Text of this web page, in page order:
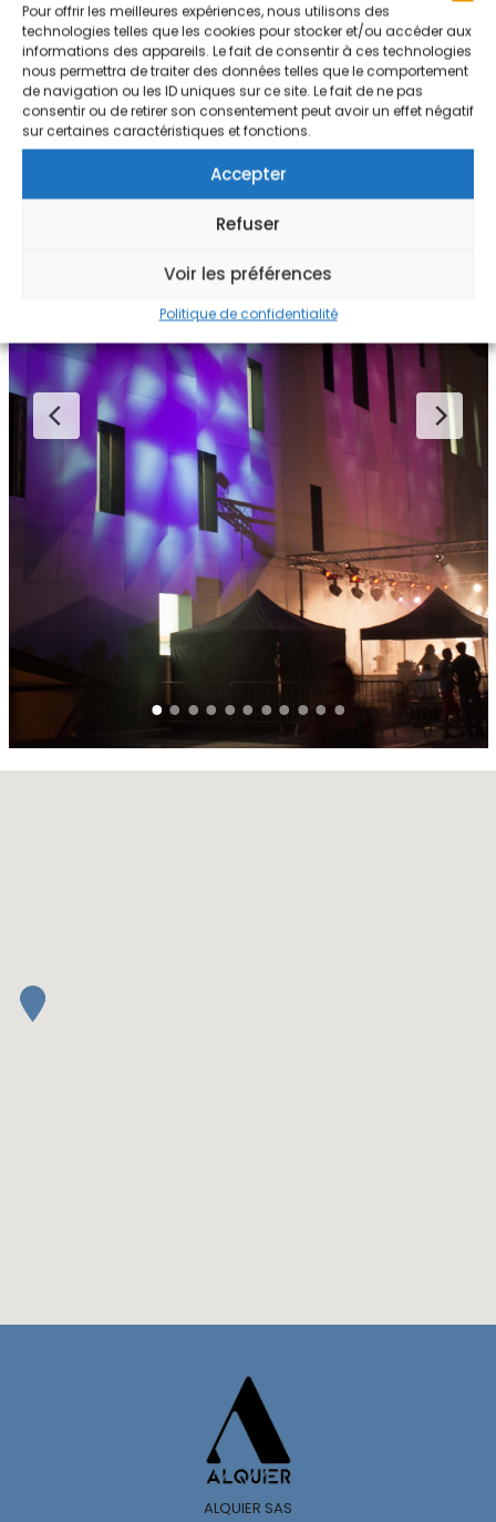
Pour offrir les meilleures expériences, nous utilisons des
technologies telles que les cookies pour stocker et/ou accéder aux
informations des appareils. Le fait de consentir à ces technologies
nous permettra de traiter des données telles que le comportement
de navigation ou les ID uniques sur ce site. Le fait de ne pas
consentir ou de retirer son consentement peut avoir un effet négatif
sur certaines caractéristiques et fonctions.
Accepter
Refuser
Voir les préférences
Politique de confidentialité
ALQUIER SAS